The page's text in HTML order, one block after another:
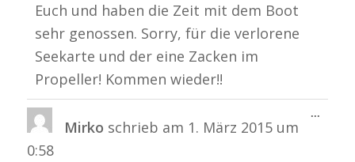
Euch und haben die Zeit mit dem Boot
sehr genossen. Sorry, für die verlorene
Seekarte und der eine Zacken im
Propeller! Kommen wieder!!
Mirko schrieb am 1. März 2015 um
0:58
...